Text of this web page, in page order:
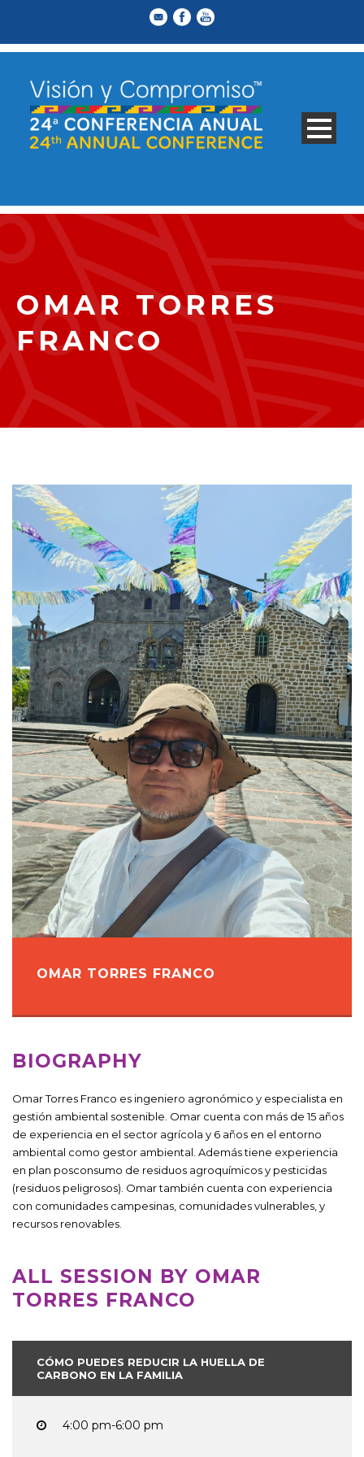
OMAR TORRES
FRANCO
OMAR TORRES FRANCO
BIOGRAPHY
Omar Torres Franco es ingeniero agronómico y especialista en
gestión ambiental sostenible. Omar cuenta con más de 15 años
de experiencia en el sector agrícola y 6 años en el entorno
ambiental como gestor ambiental. Además tiene experiencia
en plan posconsumo de residuos agroquímicos y pesticidas
(residuos peligrosos). Omar también cuenta con experiencia
con comunidades campesinas, comunidades vulnerables, y
recursos renovables.
ALL SESSION BY OMAR
TORRES FRANCO
CÓMO PUEDES REDUCIR LA HUELLA DE
CARBONO EN LA FAMILIA
4:00 pm-6:00 pm